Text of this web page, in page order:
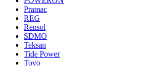
Pramac
REG
Rensol
SDMO
Teksan
Tide Power
Toyo